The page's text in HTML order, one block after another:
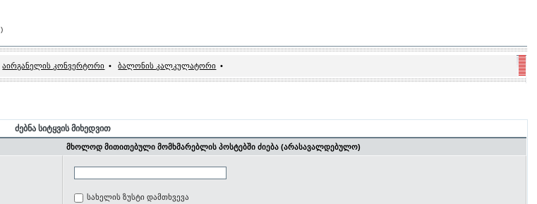
)
აირგანელის კონვერტორი • ბალონის კალკულატორი •
ძებნა სიტყვის მიხედვით
მხოლოდ მითითებული მომხმარებლის პოსტებში ძიება (არასავალდებულო)
სახელის ზუსტი დამთხვევა